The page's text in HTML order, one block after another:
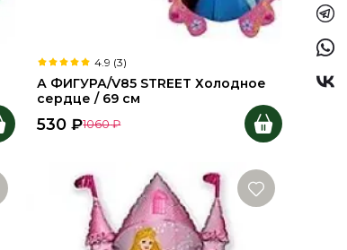
4.9 (3)
А ФИГУРА/V85 STREET Холодное
сердце / 69 см
530 ₽1060 ₽